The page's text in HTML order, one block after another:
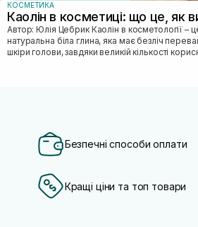
КОСМЕТИКА
Каолін в косметиці: що це, як
Автор: Юлія Цебрик Каолін в косметології – це природний мінерал,
натуральна біла глина, яка має безліч
шкіри голови, завдяки великій кількості
Безпечні способи оплати
Кращі ціни та топ товари